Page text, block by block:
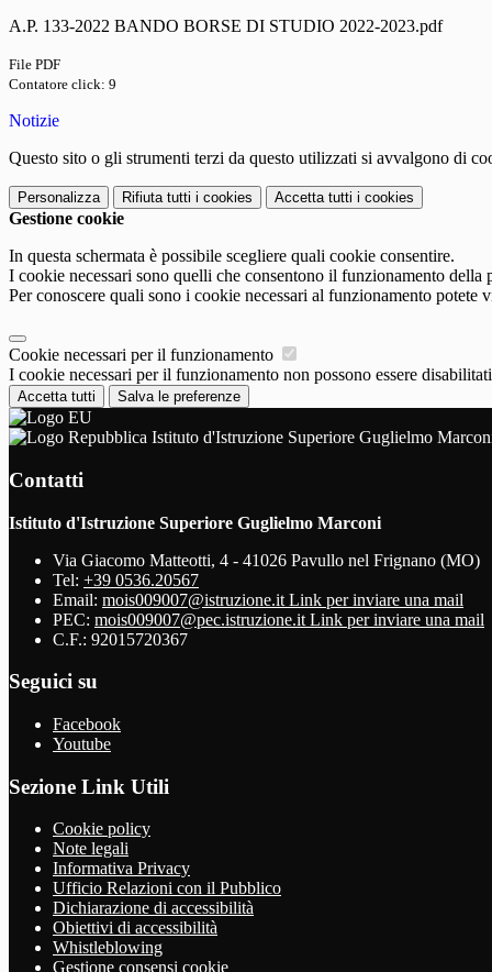
A.P. 133-2022 BANDO BORSE DI STUDIO 2022-2023.pdf
File PDF
Contatore click: 9
Notizie
Questo sito o gli strumenti terzi da questo utilizzati si avvalgono di
Personalizza Rifiuta tutti i cookies Accetta tutti i cookies
Gestione cookie
In questa schermata è possibile scegliere quali cookie consentire.
I cookie necessari sono quelli che consentono il funzionamento
Per conoscere quali sono i cookie necessari al funzionamento potete
Cookie necessari per il funzionamento
I cookie necessari per il funzionamento non possono essere
Accetta tutti Salva le preferenze
Istituto d'Istruzione Superiore Guglielmo
Contatti
Istituto d'Istruzione Superiore Guglielmo Marconi
Via Giacomo Matteotti, 4 - 41026 Pavullo nel Frignano (MO)
Tel: +39 0536.20567
Email: mois009007@istruzione.it Link per inviare una mail
PEC: mois009007@pec.istruzione.it Link per inviare una mail
C.F.: 92015720367
Seguici su
Facebook
Youtube
Sezione Link Utili
Cookie policy
Note legali
Informativa Privacy
Ufficio Relazioni con il Pubblico
Dichiarazione di accessibilità
Obiettivi di accessibilità
Whistleblowing
Gestione consensi cookie